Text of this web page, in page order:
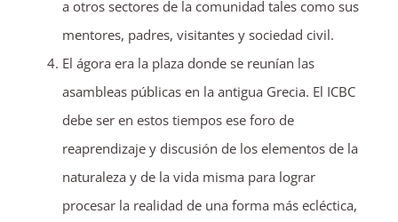
a otros sectores de la comunidad tales como sus
mentores, padres, visitantes y sociedad civil.
El ágora era la plaza donde se reunían las
asambleas públicas en la antigua Grecia. El ICBC
debe ser en estos tiempos ese foro de
reaprendizaje y discusión de los elementos de la
naturaleza y de la vida misma para lograr
procesar la realidad de una forma más ecléctica,